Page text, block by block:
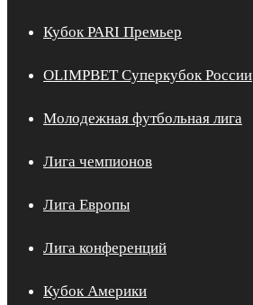
Кубок PARI Премьер
OLIMPBET Суперкубок России
Молодежная футбольная лига
Лига чемпионов
Лига Европы
Лига конференций
Кубок Америки